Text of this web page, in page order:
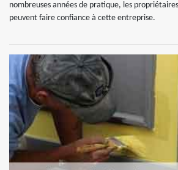
nombreuses années de pratique, les
peuvent faire confiance à cette entreprise.